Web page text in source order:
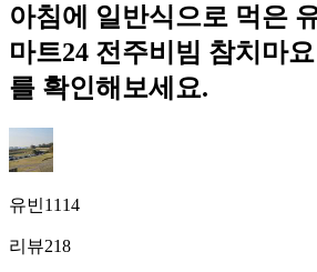
아침에 일반식으로 먹은
마트24 전주비빔 참치마
를 확인해보세요.
유빈1114
리뷰218